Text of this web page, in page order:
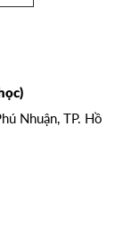
Nhuận, TP. Hồ